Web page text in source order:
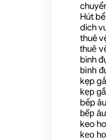
Hút
dich
thuê
thuê
bình
bình
kẹp
kẹp
bếp
bếp
keo
keo